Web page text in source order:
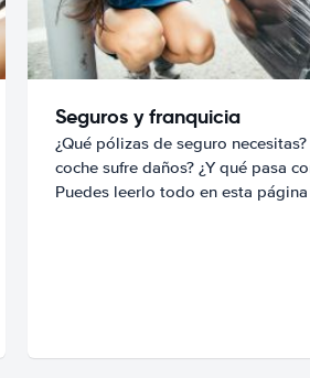
Seguros y franquicia
¿Qué pólizas de seguro
coche sufre daños? ¿Y qué pasa
Puedes leerlo todo en esta página